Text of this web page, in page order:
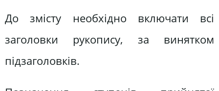
До змісту необхідно включати всі
заголовки рукопису, за винятком
підзаголовків.